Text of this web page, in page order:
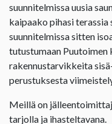
suunnitelmissa uusia
kaipaako pihasi
suunnitelmissa sitten
tutustumaan
rakennustarvikkeita
perustuksesta
Meillä on
tarjolla ja ihasteltavana.